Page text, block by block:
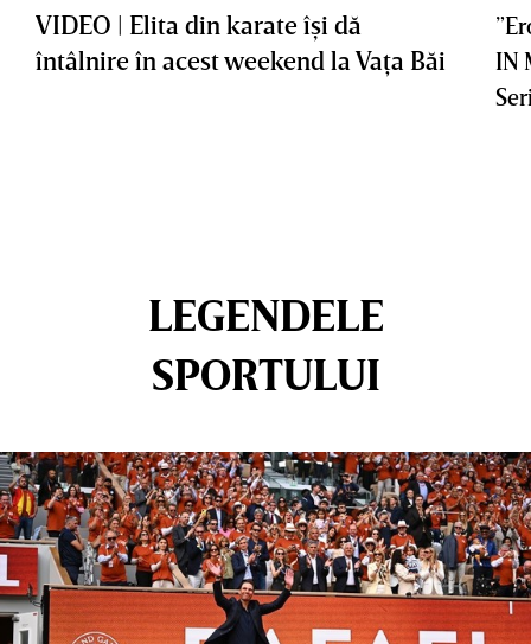
VIDEO | Elita din karate îşi dă
întâlnire în acest weekend la Vaţa Băi
IN
LEGENDELE
SPORTULUI